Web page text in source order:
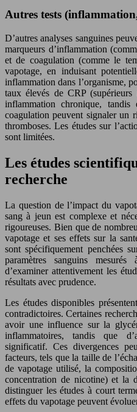
Autres tests
D’autres analyses sanguines
marqueurs d’inflammation
et de coagulation (comme le
vapotage, en induisant
inflammation dans l’organisme,
taux élevés de CRP
inflammation chronique,
coagulation peuvent signaler un
thromboses. Les études sur
sont limitées.
Les études
recherche
La question de l’impact du
sang à jeun est complexe et
rigoureuses. Bien que de
vapotage et ses effets sur la
sont spécifiquement penchées
paramètres sanguins
d’examiner attentivement les
résultats avec prudence.
Les études disponibles
contradictoires. Certaines
avoir une influence sur la
inflammatoires, tandis que
significatif. Ces divergences
facteurs, tels que la taille de
de vapotage utilisé, la
concentration de nicotine) et la
distinguer les études à court
effets du vapotage peuvent